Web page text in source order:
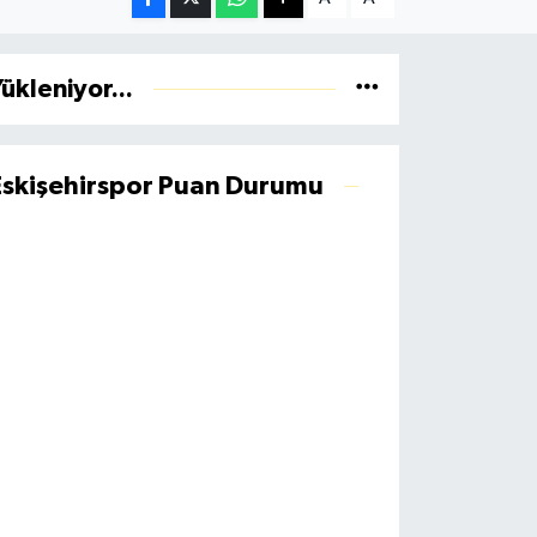
Puan Durumu